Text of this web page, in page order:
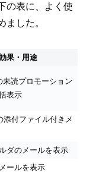
の表に、よく使
ました。
果・用途
未読プロモーション
表示
添付ファイル付きメ
ダのメールを表示
ールを表示